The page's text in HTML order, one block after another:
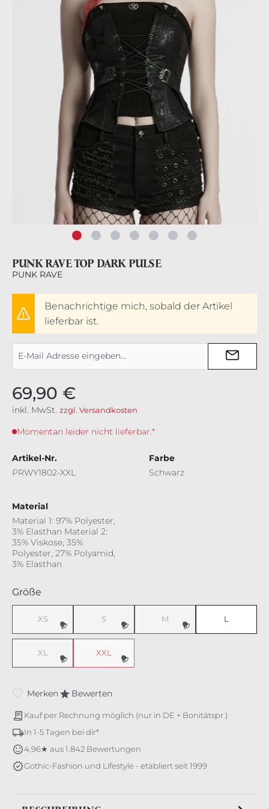
PUNK RAVE TOP DARK PULSE
PUNK RAVE
Benachrichtige mich, sobald der Artikel
lieferbar ist.
69,90 €
inkl. MwSt. zzgl. Versandkosten
Momentan leider nicht lieferbar.*
Artikel-Nr.
PRWY1802-XXL
Farbe
Schwarz
Material
Material 1: 97% Polyester,
3% Elasthan Material 2:
35% Viskose, 35%
Polyester, 27% Polyamid,
3% Elasthan
Größe
XS S M L
XL XXL
Merken Bewerten
Kauf per Rechnung möglich (nur in DE + Bonitätspr.)
In 1-5 Tagen bei dir*
4,96★ aus 1.842 Bewertungen
Gothic-Fashion und Lifestyle - etabliert seit 1999